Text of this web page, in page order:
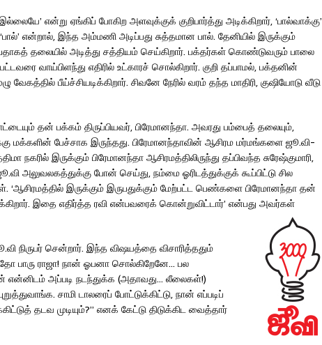
என்று ஏங்கிப் போகிற அளவுக்குக் குறிபார்த்து அடிக்கிறார், ‘பால்வாக்கு’
என்றால், இந்த அம்மணி அடிப்பது சுத்தமான பால். தேனியில் இருக்கும்
தலையில் அடித்து சத்தியம் செய்கிறார். பக்தர்கள் கொண்டுவரும் பாலை
வாய்பிளந்து எதிரில் உட்காரச் சொல்கிறார். குறி தப்பாமல், பக்தனின்
பீய்ச்சியடிக்கிறார். சிவனே நேரில் வரம் தந்த மாதிரி, குஷியோடு வீடு
தன் பக்கம் திருப்பியவர், பிரேமானந்தா. அவரது பம்பைத் தலையும்,
மக்களின் பேச்சாக இருந்தது. பிரேமானந்தாவின் ஆசிரம மர்மங்களை ஜூ.வி-
நகரில் இருக்கும் பிரேமானந்தா ஆசிரமத்திலிருந்து தப்பிவந்த சுரேஷ்குமாரி,
போன் செய்து, நம்மை ஓரிடத்துக்குக் கூப்பிட்டு சில
இருக்கும் இருபதுக்கும் மேற்பட்ட பெண்களை பிரேமானந்தா தன்
இதை எதிர்த்த ரவி என்பவரைக் கொன்றுவிட்டார்’ என்பது அவர்கள்
நிருபர் சென்றார். இந்த விஷயத்தை விசாரித்ததும்
பாரு ராஜா! நான் ஓபனா சொல்கிறேனே… பல
அப்படி நடந்துக்க (அதாவது… லீலைகள்!)
சாமி டாலரைப் போட்டுக்கிட்டு, நான் எப்படிப்
தடவ முடியும்?’’ எனக் கேட்டு திடுக்கிட வைத்தார்